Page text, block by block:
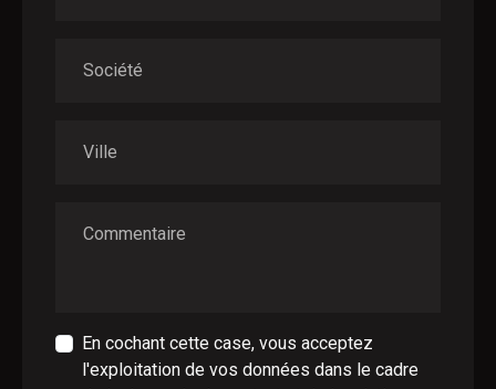
Société
Ville
Commentaire
En cochant cette case, vous acceptez
l'exploitation de vos données dans le cadre